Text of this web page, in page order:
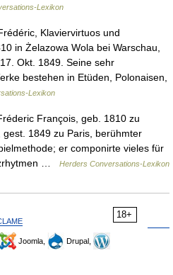
Lexikon
Klaviervirtuos und
in Żelazowa Wola bei Warschau,
Okt. 1849. Seine sehr
bestehen in Etüden, Polonaisen,
Lexikon
François, geb. 1810 zu
1849 zu Paris, berühmter
er componirte vieles für
…
Herders Conversations-Lexikon
18+
Joomla,
Drupal,